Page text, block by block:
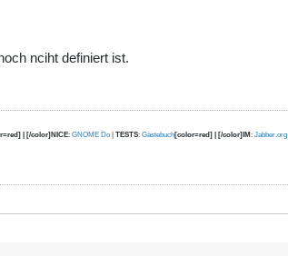
nciht definiert ist.
| [/color]NICE: GNOME Do | TESTS: Gästebuch[color=red] | [/color]IM: Jabber.org